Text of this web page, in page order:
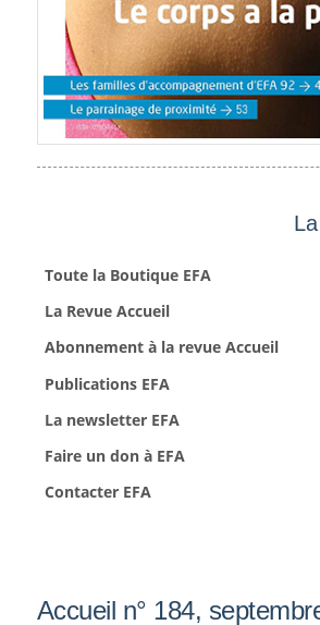
Toute la Boutique EFA
La Revue Accueil
Abonnement à la revue Accueil
Publications EFA
La newsletter EFA
Faire un don à EFA
Contacter EFA
Accueil n° 184,